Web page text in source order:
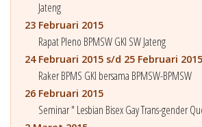
Jateng
23 Februari 2015
Rapat Pleno BPMSW GKI SW Jateng
24 Februari 2015 s/d 25 Februari 2015
Raker BPMS GKI bersama BPMSW-BPMSW
26 Februari 2015
Seminar " Lesbian Bisex Gay Trans-gender